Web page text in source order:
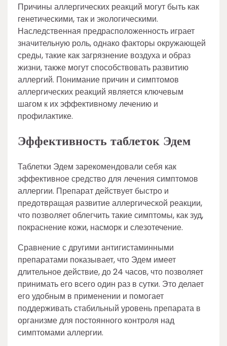
Причины аллергических реакций могут быть как
генетическими, так и экологическими.
Наследственная предрасположенность играет
значительную роль, однако факторы окружающей
среды, такие как загрязнение воздуха и образ
жизни, также могут способствовать развитию
аллергий. Понимание причин и симптомов
аллергических реакций является ключевым
шагом к их эффективному лечению и
профилактике.
Эффективность таблеток Эдем
Таблетки Эдем зарекомендовали себя как
эффективное средство для лечения симптомов
аллергии. Препарат действует быстро и
предотвращая развитие аллергической реакции,
что позволяет облегчить такие симптомы, как зуд,
покраснение кожи, насморк и слезотечение.
Сравнение с другими антигистаминными
препаратами показывает, что Эдем имеет
длительное действие, до 24 часов, что позволяет
принимать его всего один раз в сутки. Это делает
его удобным в применении и помогает
поддерживать стабильный уровень препарата в
организме для постоянного контроля над
симптомами аллергии.